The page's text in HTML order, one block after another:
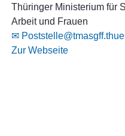
Thüringer Ministerium für
Arbeit und Frauen
✉
Zur Webseite